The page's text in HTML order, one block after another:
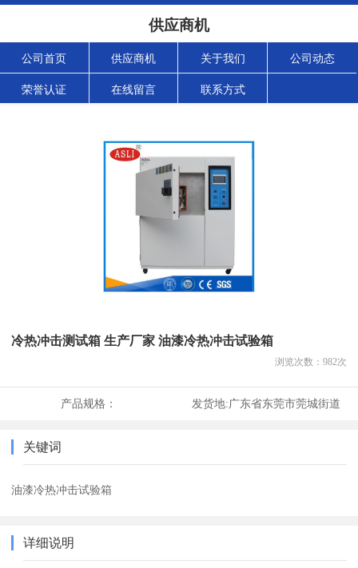
供应商机
公司首页 供应商机 关于我们 公司动态
荣誉认证 在线留言 联系方式
冷热冲击测试箱 生产厂家 油漆冷热冲击试验箱
浏览次数： 982次
产品规格： 发货地:广东省东莞市莞城街道
关键词
油漆冷热冲击试验箱
详细说明